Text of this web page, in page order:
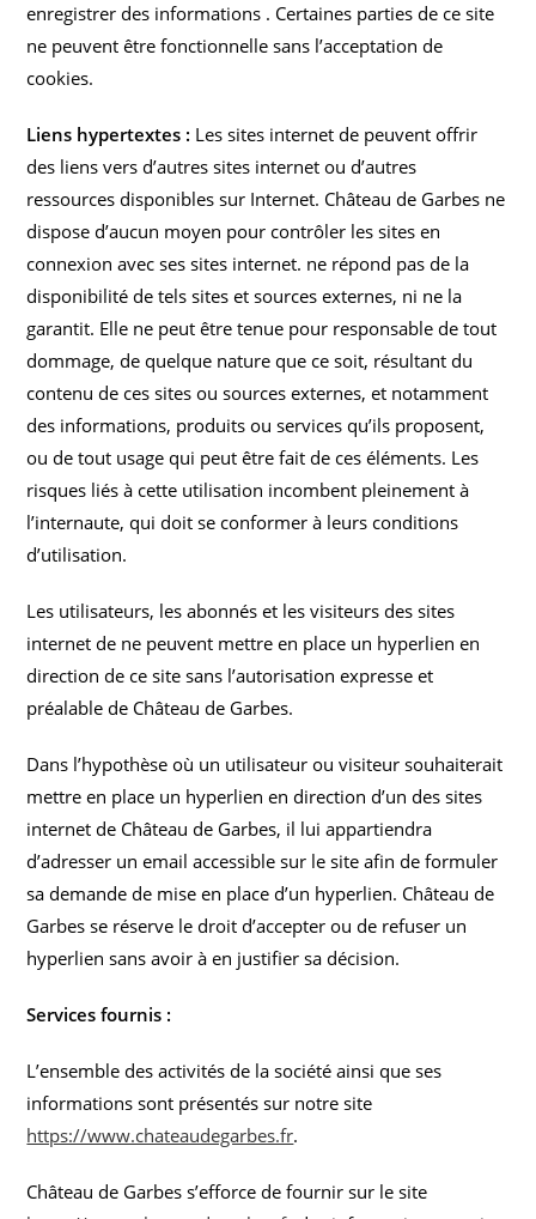
enregistrer des informations . Certaines parties de ce site
ne peuvent être fonctionnelle sans l’acceptation de
cookies.
Liens hypertextes : Les sites internet de peuvent offrir
des liens vers d’autres sites internet ou d’autres
ressources disponibles sur Internet. Château de Garbes ne
dispose d’aucun moyen pour contrôler les sites en
connexion avec ses sites internet. ne répond pas de la
disponibilité de tels sites et sources externes, ni ne la
garantit. Elle ne peut être tenue pour responsable de tout
dommage, de quelque nature que ce soit, résultant du
contenu de ces sites ou sources externes, et notamment
des informations, produits ou services qu’ils proposent,
ou de tout usage qui peut être fait de ces éléments. Les
risques liés à cette utilisation incombent pleinement à
l’internaute, qui doit se conformer à leurs conditions
d’utilisation.
Les utilisateurs, les abonnés et les visiteurs des sites
internet de ne peuvent mettre en place un hyperlien en
direction de ce site sans l’autorisation expresse et
préalable de Château de Garbes.
Dans l’hypothèse où un utilisateur ou visiteur souhaiterait
mettre en place un hyperlien en direction d’un des sites
internet de Château de Garbes, il lui appartiendra
d’adresser un email accessible sur le site afin de formuler
sa demande de mise en place d’un hyperlien. Château de
Garbes se réserve le droit d’accepter ou de refuser un
hyperlien sans avoir à en justifier sa décision.
Services fournis :
L’ensemble des activités de la société ainsi que ses
informations sont présentés sur notre site
https://www.chateaudegarbes.fr.
Château de Garbes s’efforce de fournir sur le site